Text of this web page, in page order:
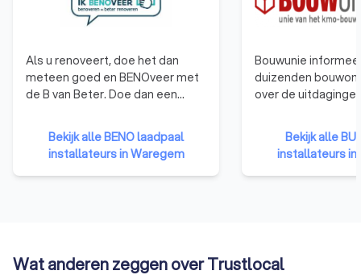
Als u renoveert, doe het dan
meteen goed en BENOveer met
de B van Beter. Doe dan een
BENOvatievoorloper. Leden
hiervan durven vandaag al de
BENOvatiedoelstellingen
promoten en/of in de praktijk
Bekijk alle BENO laadpaal
installateurs in Waregem
Bouwunie
duizenden
over de
Bouwunie is er
bedrijven en
ondernemers uit
We behartigen de
Bekijk alle
installateurs in
Wat anderen zeggen over Trustlocal